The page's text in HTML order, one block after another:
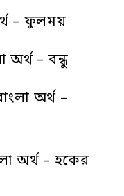
– ফুলময়
অর্থ – বন্ধু
অর্থ –
অর্থ – হকের